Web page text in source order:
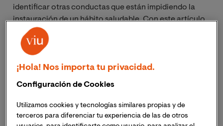
identificar otras conductas que están impidiendo la
instauración de un hábito saludable. Con este artículo
vamos a conocer 10 de los factores que más
comúnmente se interponen en el camino hacia los
objetivos nutricionales.
Obstáculos en el camino hacia
¡Hola! Nos importa tu privacidad.
Configuración de Cookies
Utilizamos cookies y tecnologías similares propias y de
terceros para diferenciar tu experiencia de las de otros